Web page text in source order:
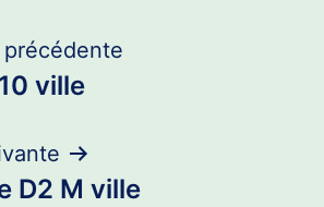
ville
D2 M ville